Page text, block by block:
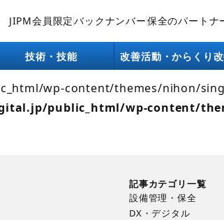
JIPM会員限定バックナンバー保全のパートナ
技術・技能 改善活動・からくり
nihon/single/
single.php
on line 26
wp-content/themes/nihon/
public_html/wp-content/
記事カテゴリ一覧
設備管理・保全
DX・デジタル